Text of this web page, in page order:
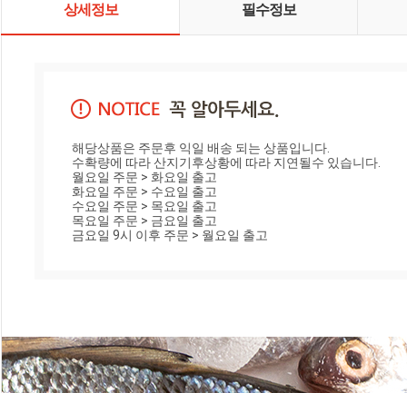
상세정보 필수정보
해당상품은 주문후 익일 배송 되는 상품입니다.
수확량에 따라 산지기후상황에 따라 지연될수 있습니다.
월요일 주문 > 화요일 출고
화요일 주문 > 수요일 출고
수요일 주문 > 목요일 출고
목요일 주문 > 금요일 출고
금요일 9시 이후 주문 > 월요일 출고